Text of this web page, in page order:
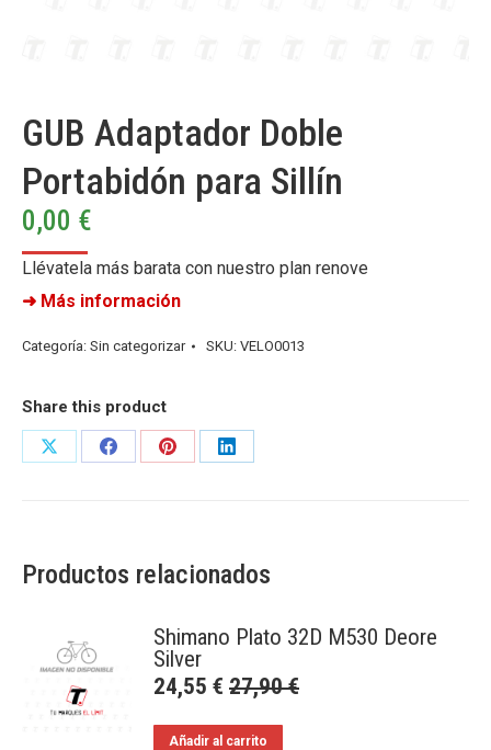
GUB Adaptador Doble
Portabidón para Sillín
0,00 €
Llévatela más barata con nuestro plan renove
➜ Más información
Categoría: Sin categorizar SKU: VELO0013
Share this product
Share
Share
Share
Share
Productos relacionados
Shimano Plato 32D M530 Deore
Silver
24,55 € 27,90€
Añadir al carrito